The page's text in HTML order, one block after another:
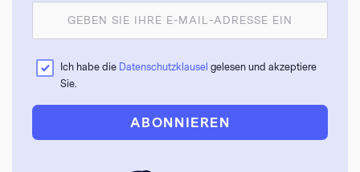
Ich habe die Datenschutzklausel gelesen und akzeptiere
Sie.
ABONNIEREN